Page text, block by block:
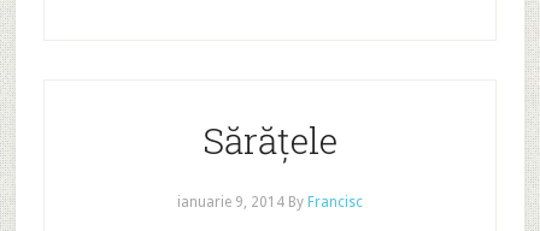
Sărățele
ianuarie 9, 2014By Francisc